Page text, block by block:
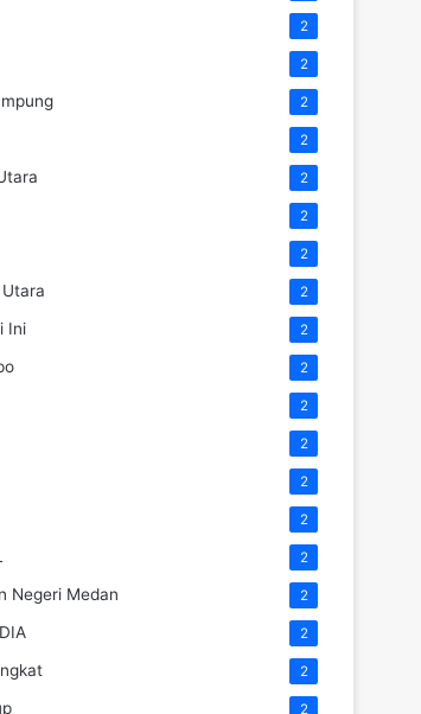
2
2
2
2
2
2
2
2
Ini 2
2
2
2
2
2
2
Negeri Medan 2
2
2
2